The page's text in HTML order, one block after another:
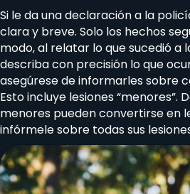
Si le da una declaración a la
clara y breve. Solo los hechos
modo, al relatar lo que sucedió a
describa con precisión lo que
asegúrese de informarles sobre
Esto incluye lesiones “menores”.
menores pueden convertirse en
infórmele sobre todas sus